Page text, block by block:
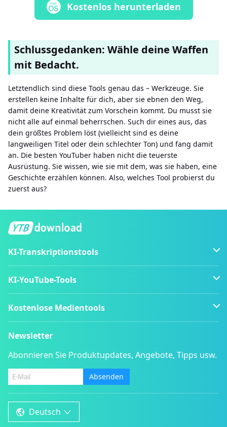
Kostenlos herunterladen
Schlussgedanken: Wähle deine Waffen
mit Bedacht.
Letztendlich sind diese Tools genau das – Werkzeuge. Sie
erstellen keine Inhalte für dich, aber sie ebnen den Weg,
damit deine Kreativität zum Vorschein kommt. Du musst sie
nicht alle auf einmal beherrschen. Such dir eines aus, das
dein größtes Problem löst (vielleicht sind es deine
langweiligen Titel oder dein schlechter Ton) und fang damit
an. Die besten YouTuber haben nicht die teuerste
Ausrüstung. Sie wissen, wie sie mit dem, was sie haben, eine
Geschichte erzählen können. Also, welches Tool probierst du
zuerst aus?
KI-Transkriptionstools
KI-YouTube-Tools
Kostenlose Medientools
Newsletter
Abonnieren Sie Produktupdates, Angebote, Tipps usw.
Absenden
Deutsch